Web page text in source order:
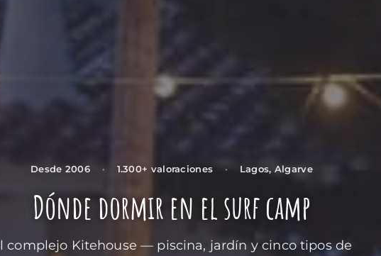
Desde 2006 · 1.300+ valoraciones · Lagos, Algarve
Dónde dormir en el surf camp
complejo Kitehouse — piscina, jardín y cinco tipos de